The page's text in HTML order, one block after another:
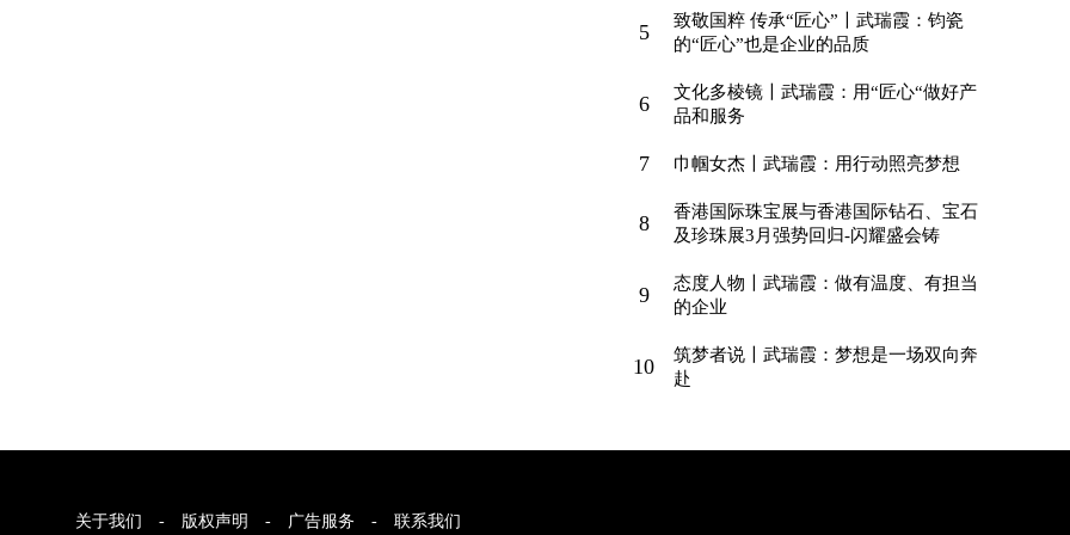
5
致敬国粹 传承“匠心”〡武瑞霞：钧瓷
的“匠心”也是企业的品质
6
文化多棱镜〡武瑞霞：用“匠心“做好产
品和服务
7 巾帼女杰〡武瑞霞：用行动照亮梦想
8
香港国际珠宝展与香港国际钻石、宝石
及珍珠展3月强势回归-闪耀盛会铸
9
态度人物〡武瑞霞：做有温度、有担当
的企业
10
筑梦者说〡武瑞霞：梦想是一场双向奔
赴
关于我们 - 版权声明 - 广告服务 - 联系我们